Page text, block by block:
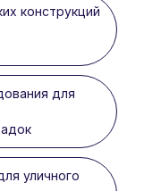
конструкций
для
уличного